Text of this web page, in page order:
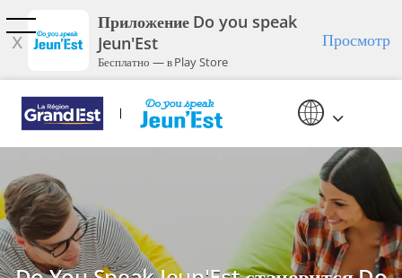
Перейти к основному содержанию
x
Приложение Do you speak
Jeun'Est
Бесплатно — в Play Store
Просмотр